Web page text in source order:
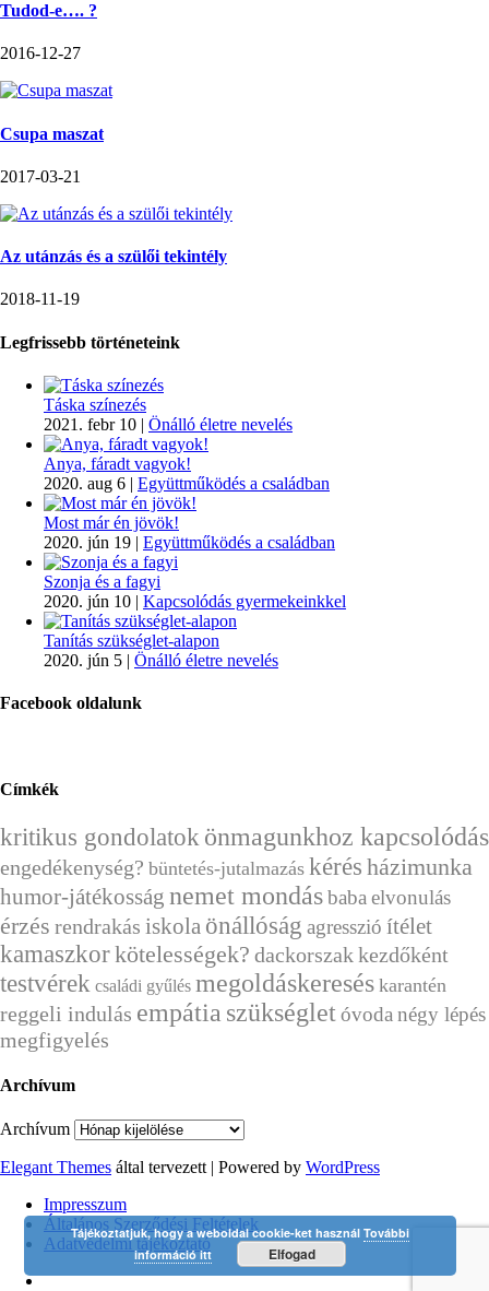
Tudod-e…. ?
2016-12-27
Csupa maszat
2017-03-21
Az utánzás és a szülői tekintély
2018-11-19
Legfrissebb történeteink
Táska színezés
2021. febr 10 | Önálló életre nevelés
Anya, fáradt vagyok!
2020. aug 6 | Együttműködés a családban
Most már én jövök!
2020. jún 19 | Együttműködés a családban
Szonja és a fagyi
2020. jún 10 | Kapcsolódás gyermekeinkkel
Tanítás szükséglet-alapon
2020. jún 5 | Önálló életre nevelés
Facebook oldalunk
Címkék
kritikus gondolatok önmagunkhoz kapcsolódás
engedékenység? büntetés-jutalmazás kérés házimunka
humor-játékosság nemet mondásbaba elvonulás
érzés rendrakás iskola önállóság agresszió ítélet
kamaszkorkötelességek? dackorszakkezdőként
testvérek családi gyűlés megoldáskeresés karantén
reggeli indulás empátia szükségletóvoda négy lépés
megfigyelés
Archívum
Archívum
Elegant Themes által tervezett | Powered by WordPress
Impresszum
Általános Szerződési Feltételek
Adatvédelmi tájékoztató
Tájékoztatjuk, hogy a weboldal cookie-ket használTovábbi
információ itt
Elfogad